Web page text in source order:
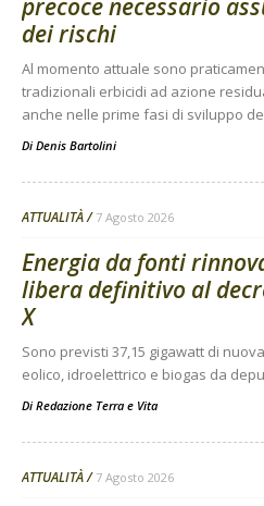
precoce necessario
dei rischi
Al momento attuale sono
tradizionali erbicidi ad azione
anche nelle prime fasi di sviluppo
Di Denis Bartolini
ATTUALITÀ 7 Agosto 2026
Energia da fonti
libera definitivo al
X
Sono previsti 37,15 gigawatt di
eolico, idroelettrico e biogas da
Di Redazione Terra e Vita
ATTUALITÀ 7 Agosto 2026